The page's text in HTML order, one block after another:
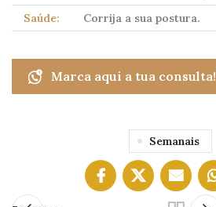
Saúde:
Corrija a sua postura.
Marca aqui a tua consulta!
Semanais